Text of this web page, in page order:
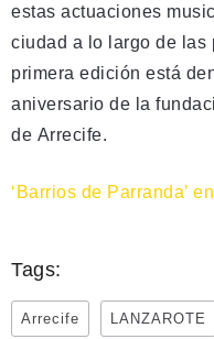
estas actuaciones
ciudad a lo largo de las
primera edición está
aniversario de la
de Arrecife.
‘Barrios de Parranda’
Tags:
Arrecife LANZAROTE